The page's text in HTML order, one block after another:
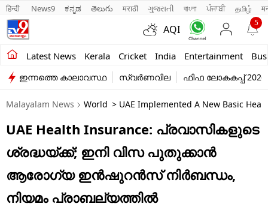
हिन्दी News9 ಕನ್ನಡ తెలుగు मराठी ગુજરાતી বাংলা ਪੰਜਾਬੀ தமிழ்
AQI
5
Latest News Kerala Cricket India Entertainment
Kerala
India
Entertainment
Business
Education
Sports
ഇന്നത്തെ കാലാവസ്ഥ സ്വർണവില ഫിഫ ലോകകപ്പ് 2026
Malayalam News World > UAE Implemented A New Basic
UAE Health Insurance: പ്രവാസികളുടെ
ശ്രദ്ധയ്ക്ക്; ഇനി വിസ പുതുക്കാൻ
ആരോഗ്യ ഇൻഷുറൻസ് നിർബന്ധം,
നിയമം പ്രാബല്യത്തിൽ